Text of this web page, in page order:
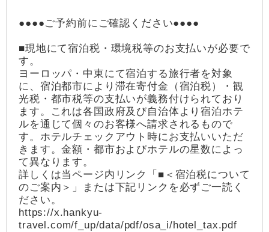
●●●●ご予約前にご確認ください●●●●
■現地にて宿泊税・環境税等のお支払いが必要で
す。
ヨーロッパ・中東にて宿泊する旅行者を対象
に、宿泊都市により滞在寄付金（宿泊税）・観
光税・都市税等の支払いが義務付けられており
ます。これは各国政府及び自治体より宿泊ホテ
ルを通じて個々のお客様へ請求されるもので
す。ホテルチェックアウト時にお支払いいただ
きます。金額・都市およびホテルの星数によっ
て異なります。
詳しくは当ページ内リンク「■＜宿泊税について
のご案内＞」または下記リンクを必ずご一読く
ださい。
https://x.hankyu-
travel.com/f_up/data/pdf/osa_i/hotel_tax.pdf